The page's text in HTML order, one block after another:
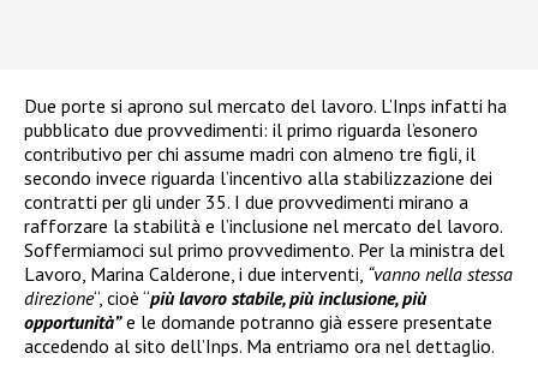
Due porte si aprono sul mercato del lavoro. L’Inps infatti ha
pubblicato due provvedimenti: il primo riguarda l’esonero
contributivo per chi assume madri con almeno tre figli, il
secondo invece riguarda l’incentivo alla stabilizzazione dei
contratti per gli under 35. I due provvedimenti mirano a
rafforzare la stabilità e l’inclusione nel mercato del lavoro.
Soffermiamoci sul primo provvedimento. Per la ministra del
Lavoro, Marina Calderone, i due interventi, “vanno nella stessa
direzione“, cioè “più lavoro stabile, più inclusione, più
opportunità”e le domande potranno già essere presentate
accedendo al sito dell’Inps. Ma entriamo ora nel dettaglio.